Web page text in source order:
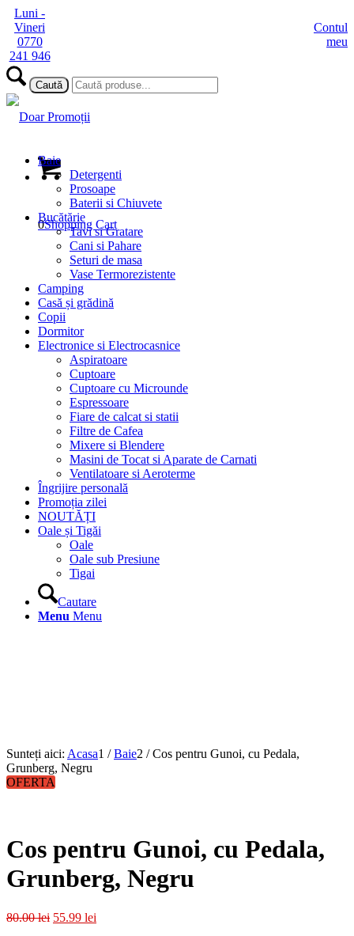
Luni -
Vineri
0770
241 946
Contul
meu
0Shopping Cart
Baie
Detergenti
Prosoape
Baterii si Chiuvete
Bucătărie
Tavi si Gratare
Cani si Pahare
Seturi de masa
Vase Termorezistente
Camping
Casă și grădină
Copii
Dormitor
Electronice si Electrocasnice
Aspiratoare
Cuptoare
Cuptoare cu Microunde
Espressoare
Fiare de calcat si statii
Filtre de Cafea
Mixere si Blendere
Masini de Tocat si Aparate de Carnati
Ventilatoare si Aeroterme
Îngrijire personală
Promoția zilei
NOUTĂȚI
Oale și Tigăi
Oale
Oale sub Presiune
Tigai
Cautare
Menu Menu
Sunteți aici: Acasa1 / Baie2 / Cos pentru Gunoi, cu Pedala,
Grunberg, Negru
OFERTA
Cos pentru Gunoi, cu Pedala,
Grunberg, Negru
80.00lei Prețul
55.99 lei